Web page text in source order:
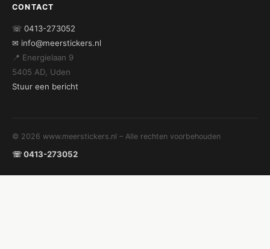
CONTACT
☏ 0413-273052
✉ info@meerstickers.nl
📍 Energielaan 9
5405 AD, Uden
Stuur een bericht
© 2026 www.meerstickers.nl – Alle rechten voorbehouden
☏ 0413-273052